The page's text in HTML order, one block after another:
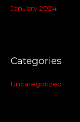
January 2024
Categories
Uncategorized